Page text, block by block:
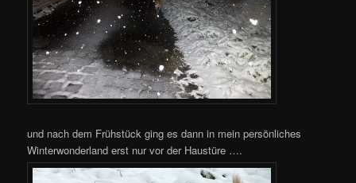
und nach dem Frühstück ging es dann in mein persönliches
Winterwonderland erst nur vor der Haustüre ….